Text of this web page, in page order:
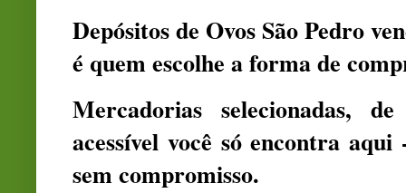
Depósitos de Ovos São Pedro
é quem escolhe a forma de
Mercadorias selecionadas,
acessível você só encontra
sem compromisso.